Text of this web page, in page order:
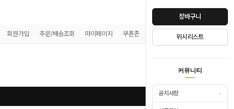
장바구니
위시리스트
커뮤니티
공지사항 ›
회원가입 주문/배송조회 마이페이지 쿠폰존